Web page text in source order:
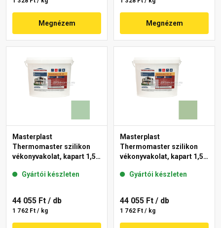
Megnézem Megnézem
Masterplast
Thermomaster szilikon
vékonyvakolat, kapart 1,5
Gyártói készleten
44 055 Ft / db
1 762 Ft / kg
Masterplast
Thermomaster szilikon
vékonyvakolat, kapart 1,5
Gyártói készleten
44 055 Ft / db
1 762 Ft / kg